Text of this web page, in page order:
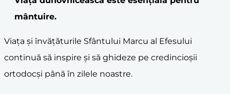
mântuire.
Viața și învățăturile Sfântului Marcu al Efesului
continuă să inspire și să ghideze pe credincioșii
ortodocși până în zilele noastre.